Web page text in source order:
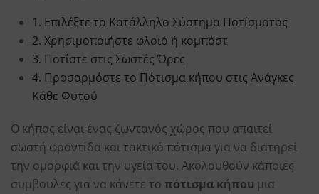
1. Επιλέξτε το Κατάλληλο Σύστημα Ποτίσματος
2. Χρησιμοποιήστε φλοιό ή κομπόστ
3. Ποτίστε στις Σωστές Ώρες
4. Προσαρμόστε το Πότισμα κήπου στις Ανάγκες
Κάθε Φυτού
Ο κήπος είναι ένας ζωντανός χώρος που απαιτεί
σωστή φροντίδα και τακτικό πότισμα για να διατηρεί
την ομορφιά και την υγεία του. Ακολουθούν κάποιες
συμβουλές για να κάνετε το πότισμα κήπου μια